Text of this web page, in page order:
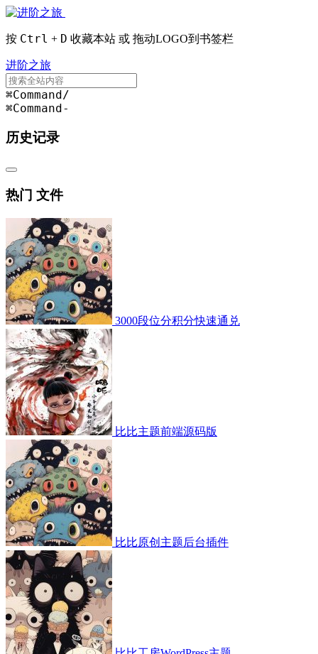
按 Ctrl + D 收藏本站 或 拖动LOGO到书签栏
进阶之旅
⌘Command/
⌘Command-
历史记录
热门 文件
3000段位分积分快速通兑
比比主题前端源码版
比比原创主题后台插件